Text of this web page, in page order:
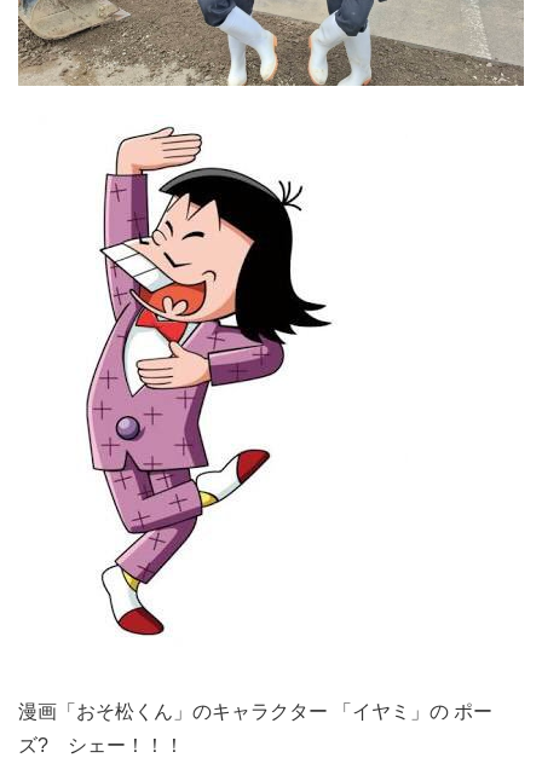
漫画「おそ松くん」のキャラクター 「イヤミ」の ポー
ズ? シェー！！！